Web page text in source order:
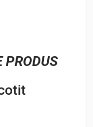
PRODUS